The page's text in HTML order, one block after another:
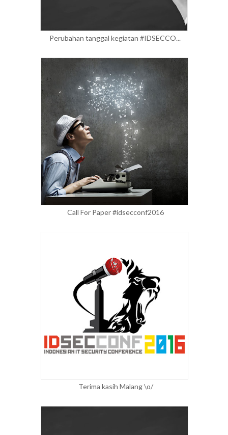
Perubahan tanggal kegiatan #IDSECCO...
Call For Paper #idsecconf2016
Terima kasih Malang \o/